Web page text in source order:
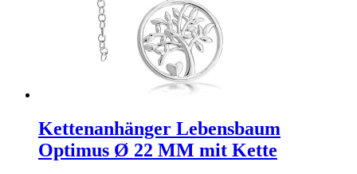
Kettenanhänger Lebensbaum
Optimus Ø 22 MM mit Kette